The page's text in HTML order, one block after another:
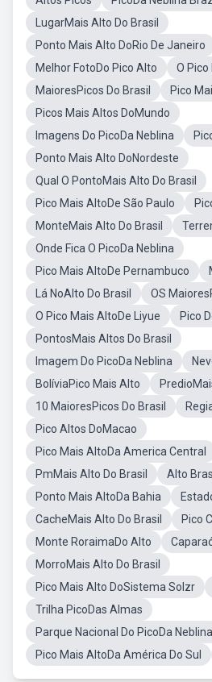
LugarMais Alto Do Brasil
Ponto Mais Alto DoRio De Janeiro
Melhor FotoDo Pico Alto
O Pico
MaioresPicos Do Brasil
Pico
Picos Mais Altos DoMundo
Imagens Do PicoDa Neblina
Ponto Mais Alto DoNordeste
Qual O PontoMais Alto Do Brasil
Pico Mais AltoDe São Paulo
MonteMais Alto Do Brasil
Onde Fica O PicoDa Neblina
Pico Mais AltoDe Pernambuco
Lá NoAlto Do Brasil
OS
O Pico Mais AltoDe Liyue
Pico
PontosMais Altos Do Brasil
Imagem Do PicoDa Neblina
BolíviaPico Mais Alto
10 MaioresPicos Do Brasil
Pico Altos DoMacao
Pico Mais AltoDa America Central
PmMais Alto Do Brasil
Alto
Ponto Mais AltoDa Bahia
CacheMais Alto Do Brasil
Pico
Monte RoraimaDo Alto
MorroMais Alto Do Brasil
Pico Mais Alto DoSistema Solzr
Trilha PicoDas Almas
Parque Nacional Do PicoDa Neblina
Pico Mais AltoDa América Do Sul